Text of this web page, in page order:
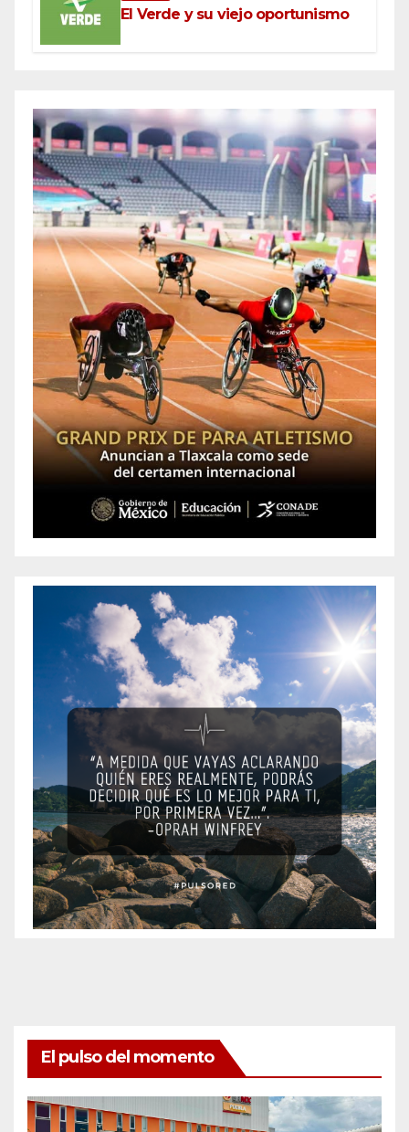
El Verde y su viejo oportunismo
El pulso del momento